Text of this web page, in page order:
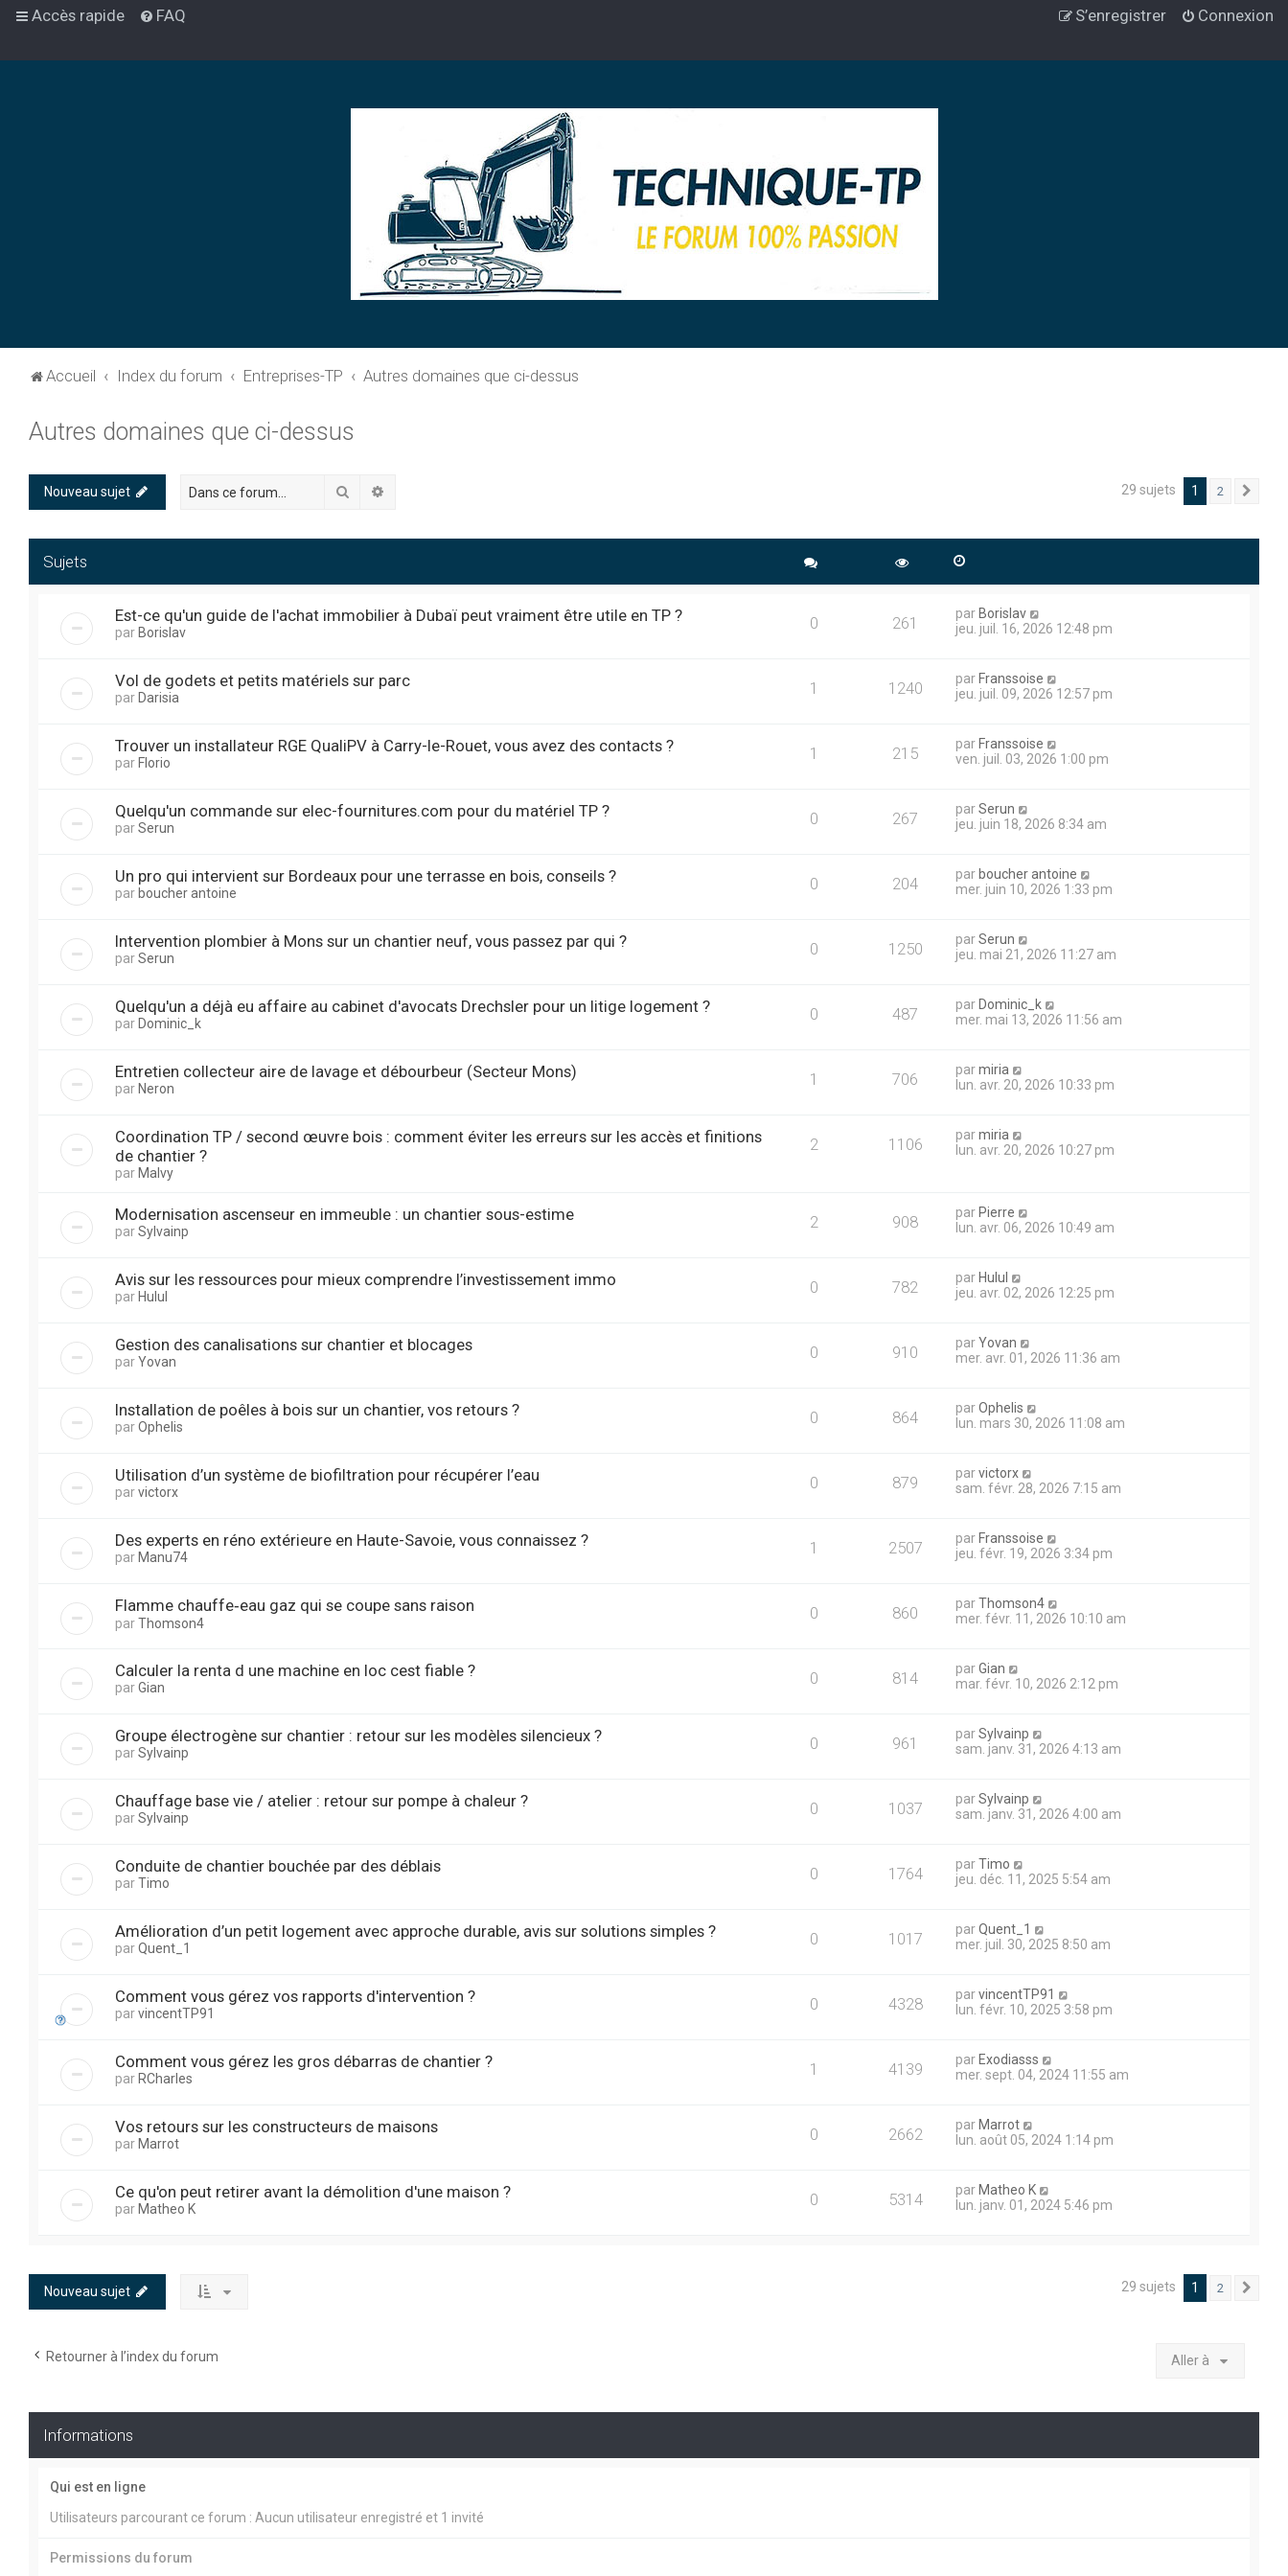
Accès rapide FAQ Connexion
S’enregistrer
Accueil Index du forum Entreprises-TP Autres domaines que ci-dessus
Autres domaines que ci-dessus
Nouveau sujet Rechercher 29 sujets 1 2
Sujets
Est-ce qu'un guide de l'achat immobilier à Dubaï peut vraiment être utile en TP ?
par Borislav 0 261 par Borislav
jeu. juil. 16, 2026 12:48 pm
Vol de godets et petits matériels sur parc
par Darisia 1 1240 par Franssoise
jeu. juil. 09, 2026 12:57 pm
Trouver un installateur RGE QualiPV à Carry-le-Rouet, vous avez des contacts ?
par Florio 1 215 par Franssoise
ven. juil. 03, 2026 1:00 pm
Quelqu'un commande sur elec-fournitures.com pour du matériel TP ?
parSerun 0 267 parSerun
jeu. juin 18, 2026 8:34 am
Un pro qui intervient sur Bordeaux pour une terrasse en bois, conseils ?
par boucher antoine 0 204 par boucher antoine
mer. juin 10, 2026 1:33 pm
Intervention plombier à Mons sur un chantier neuf, vous passez par qui ?
parSerun 0 1250 parSerun
jeu. mai 21, 2026 11:27 am
Quelqu'un a déjà eu affaire au cabinet d'avocats Drechsler pour un litige logement ?
par Dominic_k 0 487 par Dominic_k
mer. mai 13, 2026 11:56 am
Entretien collecteur aire de lavage et débourbeur (Secteur Mons)
par Neron 1 706 parmiria
lun. avr. 20, 2026 10:33 pm
Coordination TP / second œuvre bois : comment éviter les erreurs sur les accès et finitions
de chantier ?
par Malvy
2 1106 parmiria
lun. avr. 20, 2026 10:27 pm
Modernisation ascenseur en immeuble : un chantier sous-estime
parSylvainp 2 908 par Pierre
lun. avr. 06, 2026 10:49 am
Avis sur les ressources pour mieux comprendre l’investissement immo
par Hulul 0 782 par Hulul
jeu. avr. 02, 2026 12:25 pm
Gestion des canalisations sur chantier et blocages
parYovan 0 910 parYovan
mer. avr. 01, 2026 11:36 am
Installation de poêles à bois sur un chantier, vos retours ?
parOphelis 0 864 parOphelis
lun. mars 30, 2026 11:08 am
Utilisation d’un système de biofiltration pour récupérer l’eau
parvictorx 0 879 parvictorx
sam. févr. 28, 2026 7:15 am
Des experts en réno extérieure en Haute-Savoie, vous connaissez ?
par Manu74 1 2507 par Franssoise
jeu. févr. 19, 2026 3:34 pm
Flamme chauffe‑eau gaz qui se coupe sans raison
parThomson4
0 860 parThomson4
mer. févr. 11, 2026 10:10 am
Calculer la renta d une machine en loc cest fiable ?
parGian 0 814 parGian
mar. févr. 10, 2026 2:12 pm
Groupe électrogène sur chantier : retour sur les modèles silencieux ?
parSylvainp 0 961 parSylvainp
sam. janv. 31, 2026 4:13 am
Chauffage base vie / atelier : retour sur pompe à chaleur ?
parSylvainp 0 1037 parSylvainp
sam. janv. 31, 2026 4:00 am
Conduite de chantier bouchée par des déblais
parTimo 0 1764 parTimo
jeu. déc. 11, 2025 5:54 am
Amélioration d’un petit logement avec approche durable, avis sur solutions simples ?
parQuent_1 0 1017 parQuent_1
mer. juil. 30, 2025 8:50 am
Comment vous gérez vos rapports d'intervention ?
parvincentTP91 0 4328 parvincentTP91
lun. févr. 10, 2025 3:58 pm
Comment vous gérez les gros débarras de chantier ?
par RCharles 1 4139 par Exodiasss
mer. sept. 04, 2024 11:55 am
Vos retours sur les constructeurs de maisons
par Marrot 0 2662 par Marrot
lun. août 05, 2024 1:14 pm
Ce qu'on peut retirer avant la démolition d'une maison ?
par Matheo K 0 5314 par Matheo K
lun. janv. 01, 2024 5:46 pm
Nouveau sujet 29 sujets 1 2
Retourner à l’index du forum Aller à
Informations
Qui est en ligne
Utilisateurs parcourant ce forum : Aucun utilisateur enregistré et 1 invité
Permissions du forum